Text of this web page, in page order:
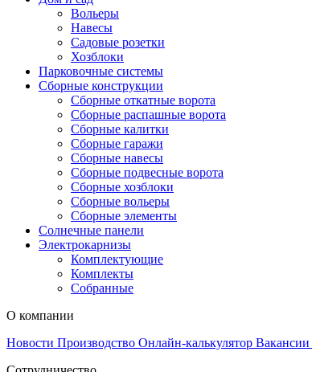
Вольеры
Навесы
Садовые розетки
Хозблоки
Парковочные системы
Сборные конструкции
Сборные откатные ворота
Сборные распашные ворота
Сборные калитки
Сборные гаражи
Сборные навесы
Сборные подвесные ворота
Сборные хозблоки
Сборные вольеры
Сборные элементы
Солнечные панели
Электрокарнизы
Комплектующие
Комплекты
Собранные
О компании
Новости Производство Онлайн-калькулятор Вакансии